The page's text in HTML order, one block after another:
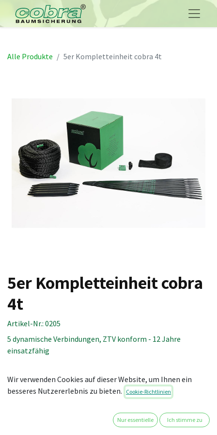
Alle Produkte 5er Kompletteinheit cobra 4t
5er Kompletteinheit cobra
4t
Artikel-Nr.: 0205
5 dynamische Verbindungen, ZTV konform - 12 Jahre
einsatzfähig
1 St. Scheuerschutz cobra 2t/4t (12 m)
Wir verwenden Cookies auf dieser Website, um Ihnen ein
besseres Nutzererlebnis zu bieten.
Cookie-Richtlinien
Nur essentielle Ich stimme zu